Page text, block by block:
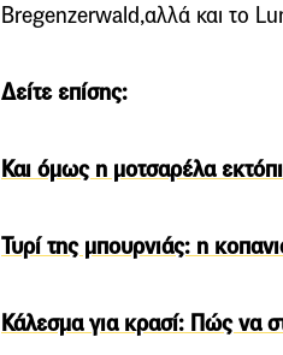
Bregenzerwald,αλλά και το
Δείτε επίσης:
Και όμως η μοτσαρέλα
Τυρί της μπουρνιάς: η
Κάλεσμα για κρασί: Πώς να